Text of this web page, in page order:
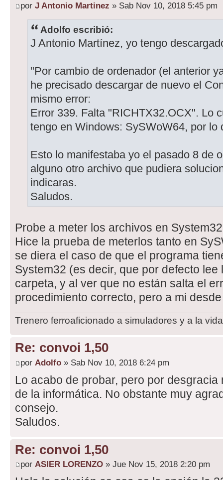
por J Antonio Martinez » Sab Nov 10, 2018 5:45 pm
Adolfo escribió:
J Antonio Martínez, yo tengo
"Por cambio de ordenador (el anterior
he precisado descargar de nuevo el
mismo error:
Error 339. Falta "RICHTX32.OCX". Lo
tengo en Windows: SySWoW64, por lo
Esto lo manifestaba yo el pasado 8 de
alguno otro archivo que pudiera
indicaras.
Saludos.
Probe a meter los archivos en
Hice la prueba de meterlos tanto en
se diera el caso de que el programa
System32 (es decir, que por defecto
carpeta, y al ver que no están salta el
procedimiento correcto, pero a mi
Trenero ferroaficionado a simuladores y a la
Re: convoi 1,50
por Adolfo » Sab Nov 10, 2018 6:24 pm
Lo acabo de probar, pero por
de la informática. No obstante muy
consejo.
Saludos.
Re: convoi 1,50
por ASIER LORENZO » Jue Nov 15, 2018 2:20 pm